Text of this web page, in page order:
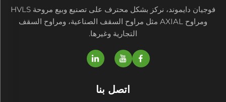
فوجيان دايموند، نركز بشكل محترف على تصنيع وبيع مروحة HVLS
ومراوح AXIAL مثل مراوح السقف الصناعية، ومراوح السقف
التجارية وغيرها.
اتصل بنا